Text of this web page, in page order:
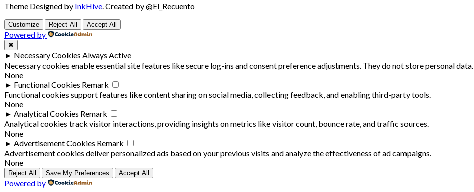
Theme Designed by InkHive.Created by @El_Recuento
Customize Reject All Accept All
Powered by
✖
► Necessary Cookies Always Active
Necessary cookies enable essential site features like secure log-ins and consent preference adjustments. They do not store personal data.
None
► Functional Cookies Remark
Functional cookies support features like content sharing on social media, collecting feedback, and enabling third-party tools.
None
► Analytical Cookies Remark
Analytical cookies track visitor interactions, providing insights on metrics like visitor count, bounce rate, and traffic sources.
None
► Advertisement Cookies Remark
Advertisement cookies deliver personalized ads based on your previous visits and analyze the effectiveness of ad campaigns.
None
Reject All Save My Preferences Accept All
Powered by